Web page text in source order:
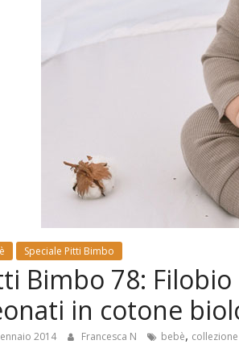
Speciale Pitti Bimbo
Bimbo 78:
in cotone
2014 Francesca N bebè,